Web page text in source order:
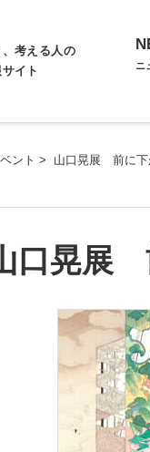
考える人の
イト
ニ
ント > 山口晃展 前に下
口晃展